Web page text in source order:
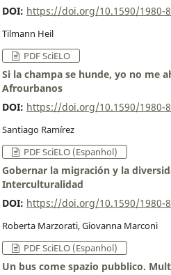
DOI: https://doi.org/10.1590/1980-
Tilmann Heil
PDF SciELO
Si la champa se hunde, yo no me
Afrourbanos
DOI: https://doi.org/10.1590/1980-
Santiago Ramírez
PDF SciELO (Espanhol)
Gobernar la migración y la
Interculturalidad
DOI: https://doi.org/10.1590/1980-
Roberta Marzorati, Giovanna Marconi
PDF SciELO (Espanhol)
Un bus come spazio pubblico.